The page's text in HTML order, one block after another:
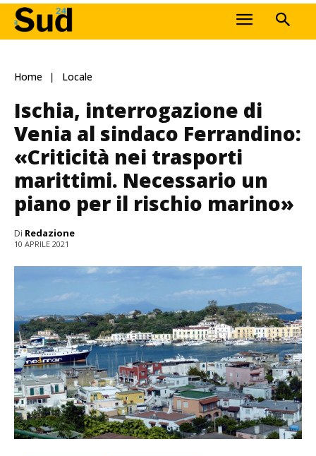
Home Locale
Ischia, interrogazione di
Venia al sindaco Ferrandino:
«Criticità nei trasporti
marittimi. Necessario un
piano per il rischio marino»
Di Redazione
10 APRILE 2021